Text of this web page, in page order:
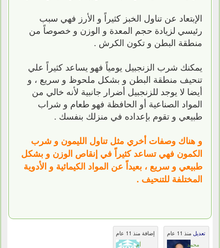
الإبتعاد عن تناول الخبز كثيراً و الأرز فهي سبب
رئيسي لزيادة حجم المعدة و الوزن و خصوصاً من
منطقة البطن و تكون الكرش .
يمكنك شرب الزنجبيل يومياً فهو يساعد كثيراً علي
تنحيف منطقة البطن و بشكل ملحوظ و سريع ، و
أيضا لا يوجد للزنجبيل أضرار جانبية لأنه خالي من
المواد الصناعية أو الحافظة فهو طعام و شراب
طبيعي و تقوم بإعداده في منزلك بنفسك .
و هناك وصفات أخري مثل تناول الليمون و شرب
الكمون فهي تساعد كثيراً في إنقاص الوزن و بشكل
طبيعي و سريع ، بعيداً عن المواد الكيمائية و الأدوية
المختلفة للتنحيف .
إضافة منذ 11 عام
أم
تعديل منذ 11 عام
محمد